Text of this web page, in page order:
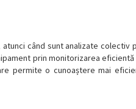
când sunt analizate colectiv
prin monitorizarea
permite o cunoaștere mai